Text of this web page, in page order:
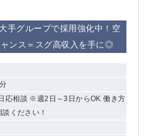
手グループで採用強化中！空
ンス＝スグ高収入を手に◎
応相談 ※週2日～3日からOK 働き方
ください！
大山
品川
新宿
西葛西
葛西